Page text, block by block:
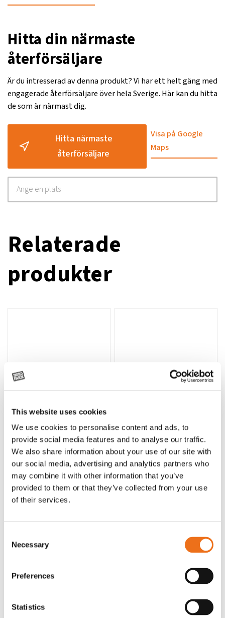
This website uses cookies
We use cookies to personalise content and ads, to
provide social media features and to analyse our traffic.
We also share information about your use of our site with
our social media, advertising and analytics partners who
may combine it with other information that you’ve
provided to them or that they’ve collected from your use
of their services.
Selection
Necessary
Preferences
Statistics
Hitta din närmaste
återförsäljare
Är du intresserad av denna produkt? Vi har ett helt gäng med
engagerade återförsäljare över hela Sverige. Här kan du hitta
de som är närmast dig.
Hitta närmaste
återförsäljare
Visa på Google
Maps
Relaterade
produkter
Lägg till i varukorg
Rotor, komplett med slagor
OR80013456G
(ex. moms)
Grön truckknapp
A00220
kr (ex. moms)
Rotor teeth 8t/6k 7.5Gr/8 R6/14 Rotor teeth 8t/6k 0Gr/8 R6/14